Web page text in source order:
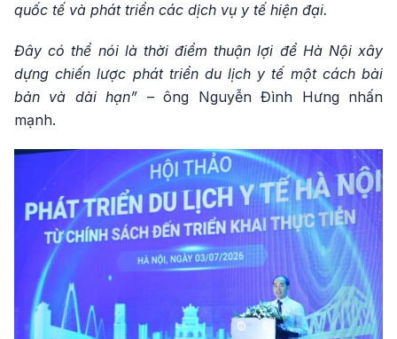
quốc tế và phát triển các dịch vụ y tế hiện đại.
Đây có thể nói là thời điểm thuận lợi để Hà Nội xây
dựng chiến lược phát triển du lịch y tế một cách bài
bản và dài hạn” – ông Nguyễn Đình Hưng nhấn
mạnh.